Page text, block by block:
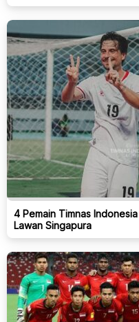
4 Pemain Timnas
Lawan Singapura